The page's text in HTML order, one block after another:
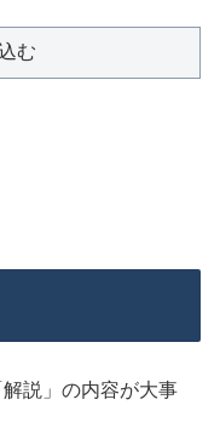
む
説」の内容が大事